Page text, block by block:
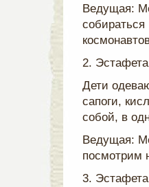
Ведущая:
2.
Дети
сапоги,
собой, в
Ведущая:
посмотрим
3. Эстафета